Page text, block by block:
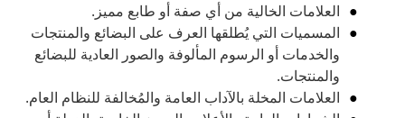
العلامات الخالية من أي صفة أو طابع مميز.
المسميات التي يُطلقها العرف على البضائع والمنتجات
والخدمات أو الرسوم المألوفة والصور العادية للبضائع
والمنتجات.
العلامات المخلة بالآداب العامة والمُخالفة للنظام العام.